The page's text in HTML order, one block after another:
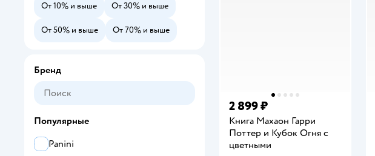
2 899 ₽
Книга Махаон Гарри
Поттер и Кубок Огня с
цветными
От 10% и выше От 30% и выше
От 50% и выше От 70% и выше
Бренд
Популярные
Panini